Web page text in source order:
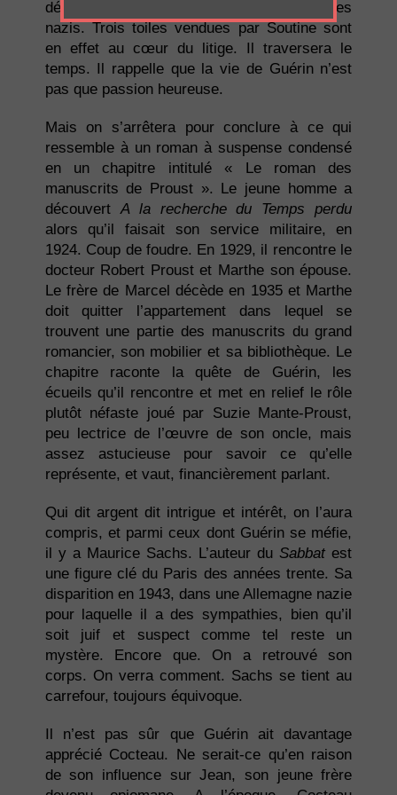
détriment d’un artiste malade, traqué par les
nazis. Trois toiles vendues par Soutine sont
en effet au cœur du litige. Il traversera le
temps. Il rappelle que la vie de Guérin n’est
pas que passion heureuse.
Mais on s’arrêtera pour conclure à ce qui
ressemble à un roman à suspense condensé
en un chapitre intitulé « Le roman des
manuscrits de Proust ». Le jeune homme a
découvertA la recherche du Temps perdu
alors qu’il faisait son service militaire, en
1924. Coup de foudre. En 1929, il rencontre le
docteur Robert Proust et Marthe son épouse.
Le frère de Marcel décède en 1935 et Marthe
doit quitter l’appartement dans lequel se
trouvent une partie des manuscrits du grand
romancier, son mobilier et sa bibliothèque. Le
chapitre raconte la quête de Guérin, les
écueils qu’il rencontre et met en relief le rôle
plutôt néfaste joué par Suzie Mante-Proust,
peu lectrice de l’œuvre de son oncle, mais
assez astucieuse pour savoir ce qu’elle
représente, et vaut, financièrement parlant.
Qui dit argent dit intrigue et intérêt, on l’aura
compris, et parmi ceux dont Guérin se méfie,
il y a Maurice Sachs. L’auteur duSabbat est
une figure clé du Paris des années trente. Sa
disparition en 1943, dans une Allemagne nazie
pour laquelle il a des sympathies, bien qu’il
soit juif et suspect comme tel reste un
mystère. Encore que. On a retrouvé son
corps. On verra comment. Sachs se tient au
carrefour, toujours équivoque.
Il n’est pas sûr que Guérin ait davantage
apprécié Cocteau. Ne serait-ce qu’en raison
de son influence sur Jean, son jeune frère